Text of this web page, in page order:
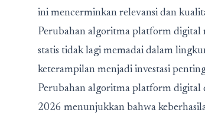
ini mencerminkan relevansi dan
Perubahan algoritma platform digital
statis tidak lagi memadai dalam
keterampilan menjadi investasi
Perubahan algoritma platform digital
2026 menunjukkan bahwa